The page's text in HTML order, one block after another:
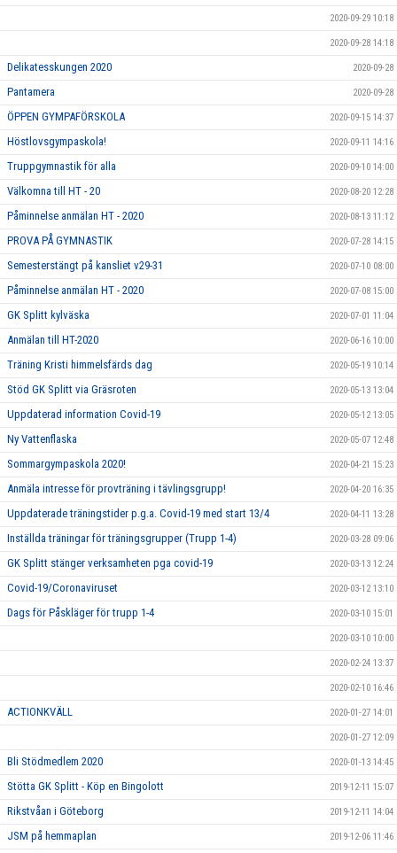
2020-09-29 10:18
2020-09-28 14:18
Delikatesskungen 2020 2020-09-28
Pantamera 2020-09-28
ÖPPEN GYMPAFÖRSKOLA 2020-09-15 14:37
Höstlovsgympaskola! 2020-09-11 14:16
Truppgymnastik för alla 2020-09-10 14:00
Välkomna till HT - 20 2020-08-20 12:28
Påminnelse anmälan HT - 2020 2020-08-13 11:12
PROVA PÅ GYMNASTIK 2020-07-28 14:15
Semesterstängt på kansliet v29-31 2020-07-10 08:00
Påminnelse anmälan HT - 2020 2020-07-08 15:00
GK Splitt kylväska 2020-07-01 11:04
Anmälan till HT-2020 2020-06-16 10:00
Träning Kristi himmelsfärds dag 2020-05-19 10:14
Stöd GK Splitt via Gräsroten 2020-05-13 13:04
Uppdaterad information Covid-19 2020-05-12 13:05
Ny Vattenflaska 2020-05-07 12:48
Sommargympaskola 2020! 2020-04-21 15:23
Anmäla intresse för provträning i tävlingsgrupp! 2020-04-20 16:35
Uppdaterade träningstider p.g.a. Covid-19 med start 13/4 2020-04-11 13:28
Inställda träningar för träningsgrupper (Trupp 1-4) 2020-03-28 09:06
GK Splitt stänger verksamheten pga covid-19 2020-03-13 12:24
Covid-19/Coronaviruset 2020-03-12 13:10
Dags för Påskläger för trupp 1-4 2020-03-10 15:01
2020-03-10 10:00
2020-02-24 13:37
2020-02-10 16:46
ACTIONKVÄLL 2020-01-27 14:01
2020-01-27 12:09
Bli Stödmedlem 2020 2020-01-13 14:45
Stötta GK Splitt - Köp en Bingolott 2019-12-11 15:07
Rikstvåan i Göteborg 2019-12-11 14:04
JSM på hemmaplan 2019-12-06 11:46